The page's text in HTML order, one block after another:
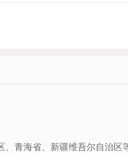
青海省、新疆维吾尔自治区